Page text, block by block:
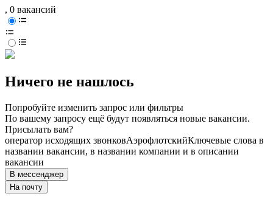
, 0 вакансий
Ничего не нашлось
Попробуйте изменить запрос или фильтры
По вашему запросу ещё будут появляться новые вакансии.
Присылать вам?
оператор исходящих звонковАэрофлотскийКлючевые слова в
названии вакансии, в названии компании и в описании
вакансии
В мессенджер
На почту